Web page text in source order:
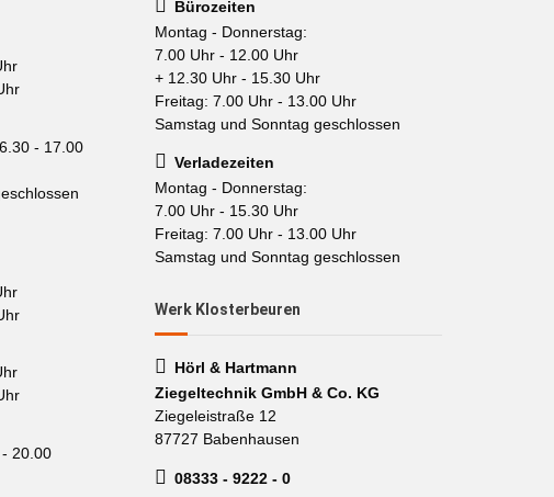
- 17.00
20.00
Bürozeiten
Montag - Donnerstag:
7.00 Uhr - 12.00 Uhr
+ 12.30 Uhr - 15.30 Uhr
Freitag: 7.00 Uhr - 13.00 Uhr
Samstag und Sonntag geschlossen
Verladezeiten
Montag - Donnerstag:
7.00 Uhr - 15.30 Uhr
Freitag: 7.00 Uhr - 13.00 Uhr
Samstag und Sonntag geschlossen
Werk Klosterbeuren
Hörl & Hartmann
Ziegeltechnik GmbH & Co. KG
Ziegeleistraße 12
87727 Babenhausen
08333 - 9222 - 0